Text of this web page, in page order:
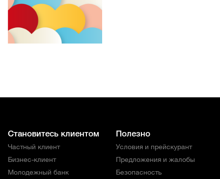
Становитесь клиентом
Частный клиент
Бизнес-клиент
Молодежный банк
Полезно
Условия и прейскурант
Предложения и жалобы
Безопасность